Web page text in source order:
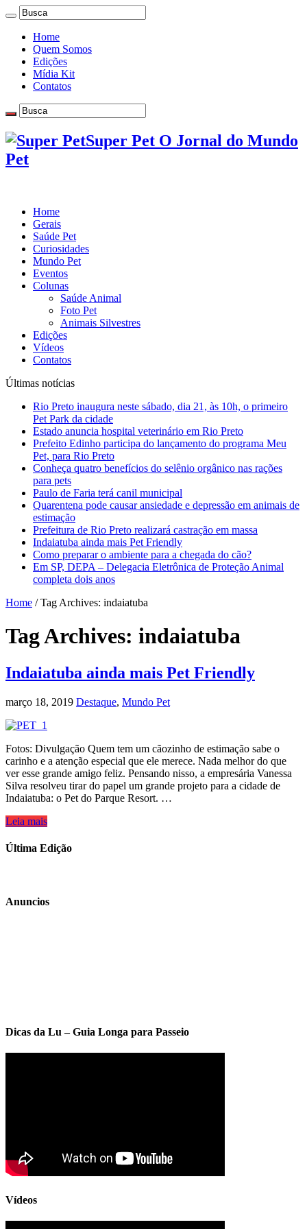
Home
Quem Somos
Edições
Mídia Kit
Contatos
Super Pet O Jornal do Mundo
Pet
Home
Gerais
Saúde Pet
Curiosidades
Mundo Pet
Eventos
Colunas
Saúde Animal
Foto Pet
Animais Silvestres
Edições
Vídeos
Contatos
Últimas notícias
Rio Preto inaugura neste sábado, dia 21, às 10h, o primeiro
Pet Park da cidade
Estado anuncia hospital veterinário em Rio Preto
Prefeito Edinho participa do lançamento do programa Meu
Pet, para Rio Preto
Conheça quatro benefícios do selênio orgânico nas rações
para pets
Paulo de Faria terá canil municipal
Quarentena pode causar ansiedade e depressão em animais de
estimação
Prefeitura de Rio Preto realizará castração em massa
Indaiatuba ainda mais Pet Friendly
Como preparar o ambiente para a chegada do cão?
Em SP, DEPA – Delegacia Eletrônica de Proteção Animal
completa dois anos
Home / Tag Archives: indaiatuba
Tag Archives: indaiatuba
Indaiatuba ainda mais Pet Friendly
março 18, 2019 Destaque, Mundo Pet
Fotos: Divulgação Quem tem um cãozinho de estimação sabe o
carinho e a atenção especial que ele merece. Nada melhor do que
ver esse grande amigo feliz. Pensando nisso, a empresária Vanessa
Silva resolveu tirar do papel um grande projeto para a cidade de
Indaiatuba: o Pet do Parque Resort. …
Leia mais
Última Edição
Anuncios
Dicas da Lu – Guia Longa para Passeio
Vídeos